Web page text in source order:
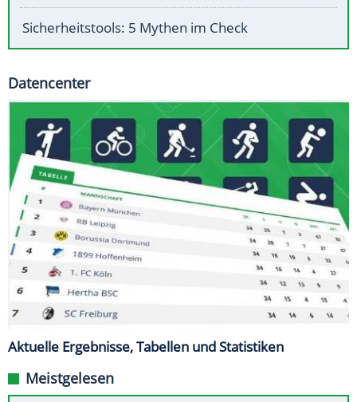
Sicherheitstools: 5 Mythen im Check
Datencenter
Aktuelle Ergebnisse, Tabellen und Statistiken
Meistgelesen